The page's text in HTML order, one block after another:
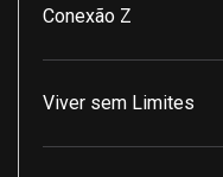
Conexão Z
Viver sem Limites